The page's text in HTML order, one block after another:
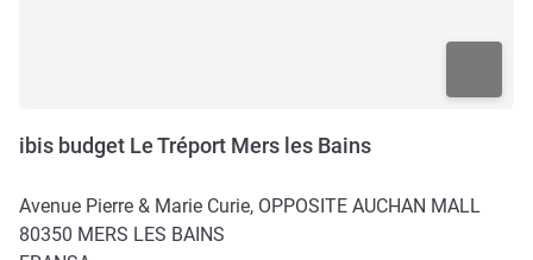
ibis budget Le Tréport Mers les Bains
Avenue Pierre & Marie Curie, OPPOSITE AUCHAN MALL
80350 MERS LES BAINS